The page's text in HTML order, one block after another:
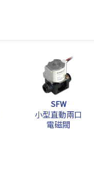
SFW
小型直動兩口
電磁閥